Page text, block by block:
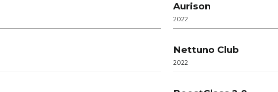
Aurison
2022
Nettuno Club
2022